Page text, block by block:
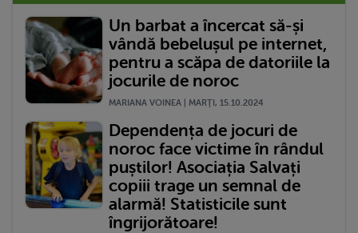
Un barbat a încercat să-și
vândă bebelușul pe internet,
pentru a scăpa de datoriile la
jocurile de noroc
MARIANA VOINEA | MARŢI, 15.10.2024
Dependența de jocuri de
noroc face victime în rândul
puștilor! Asociația Salvați
copiii trage un semnal de
alarmă! Statisticile sunt
îngrijorătoare!